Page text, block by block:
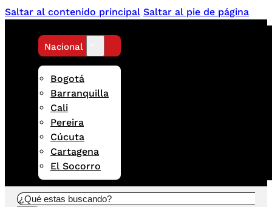
Saltar al contenido principal Saltar al pie de página
Nacional
Bogotá
Barranquilla
Cali
Pereira
Cúcuta
Cartagena
El Socorro
Buscar